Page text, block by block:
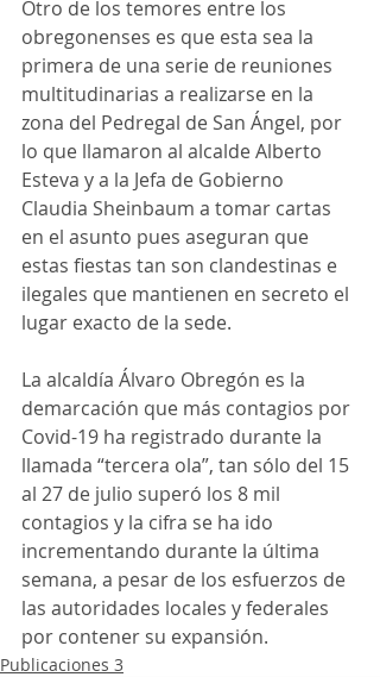
Otro de los temores entre los
obregonenses es que esta sea la
primera de una serie de reuniones
multitudinarias a realizarse en la
zona del Pedregal de San Ángel, por
lo que llamaron al alcalde Alberto
Esteva y a la Jefa de Gobierno
Claudia Sheinbaum a tomar cartas
en el asunto pues aseguran que
estas fiestas tan son clandestinas e
ilegales que mantienen en secreto el
lugar exacto de la sede.
La alcaldía Álvaro Obregón es la
demarcación que más contagios por
Covid-19 ha registrado durante la
llamada “tercera ola”, tan sólo del 15
al 27 de julio superó los 8 mil
contagios y la cifra se ha ido
incrementando durante la última
semana, a pesar de los esfuerzos de
las autoridades locales y federales
por contener su expansión.
Publicaciones 3